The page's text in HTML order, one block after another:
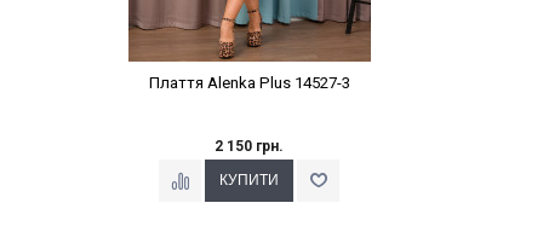
Плаття Alenka Plus 14527-3
2 150 грн.